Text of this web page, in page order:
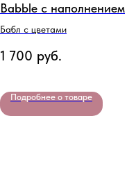
Babble с наполнением
Бабл с цветами
1 700 руб.
Подробнее о товаре